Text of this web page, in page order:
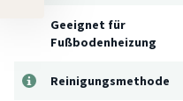
Geeignet für
Fußbodenheizung
Reinigungsmethode